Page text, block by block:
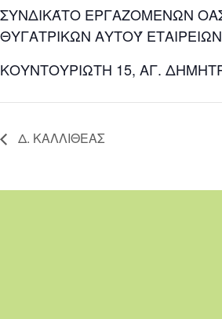
ΣΥΝΔΙΚΆΤΟ ΕΡΓΑΖΟΜΕΝΩΝ
ΘΥΓΑΤΡΙΚΩΝ ΑΥΤΟΎ ΕΤΑΙΡΕΙΩΝ
ΚΟΥΝΤΟΥΡΙΩΤΗ 15, ΑΓ.
Δ. ΚΑΛΛΙΘΕΑΣ